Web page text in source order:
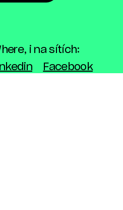
i na sítích:
Facebook